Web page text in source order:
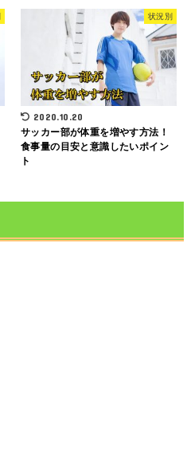
状況別
2020.10.20
サッカー部が体重を増やす方法！
食事量の目安と意識したいポイン
ト